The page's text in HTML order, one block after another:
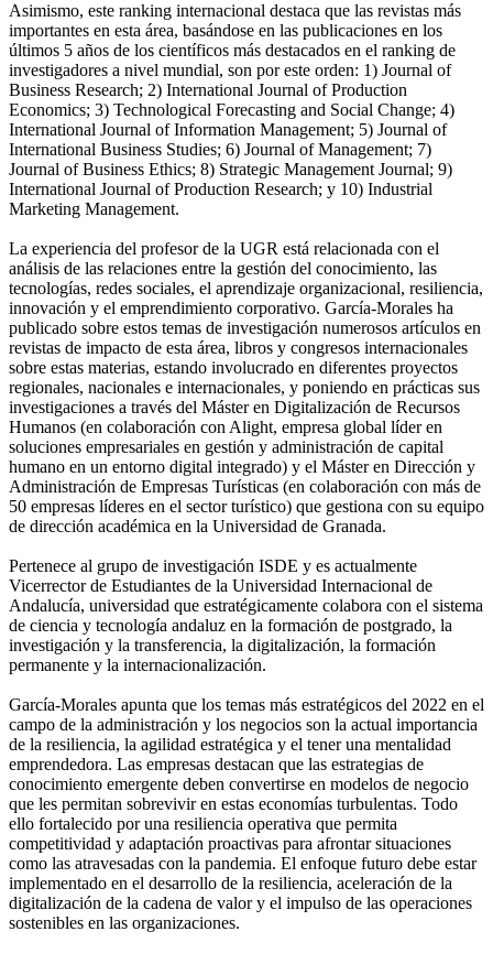
Asimismo, este ranking internacional destaca que las revistas más
importantes en esta área, basándose en las publicaciones en los
últimos 5 años de los científicos más destacados en el ranking de
investigadores a nivel mundial, son por este orden: 1) Journal of
Business Research; 2) International Journal of Production
Economics; 3) Technological Forecasting and Social Change; 4)
International Journal of Information Management; 5) Journal of
International Business Studies; 6) Journal of Management; 7)
Journal of Business Ethics; 8) Strategic Management Journal; 9)
International Journal of Production Research; y 10) Industrial
Marketing Management.
La experiencia del profesor de la UGR está relacionada con el
análisis de las relaciones entre la gestión del conocimiento, las
tecnologías, redes sociales, el aprendizaje organizacional, resiliencia,
innovación y el emprendimiento corporativo. García-Morales ha
publicado sobre estos temas de investigación numerosos artículos en
revistas de impacto de esta área, libros y congresos internacionales
sobre estas materias, estando involucrado en diferentes proyectos
regionales, nacionales e internacionales, y poniendo en prácticas sus
investigaciones a través del Máster en Digitalización de Recursos
Humanos (en colaboración con Alight, empresa global líder en
soluciones empresariales en gestión y administración de capital
humano en un entorno digital integrado) y el Máster en Dirección y
Administración de Empresas Turísticas (en colaboración con más de
50 empresas líderes en el sector turístico) que gestiona con su equipo
de dirección académica en la Universidad de Granada.
Pertenece al grupo de investigación ISDE y es actualmente
Vicerrector de Estudiantes de la Universidad Internacional de
Andalucía, universidad que estratégicamente colabora con el sistema
de ciencia y tecnología andaluz en la formación de postgrado, la
investigación y la transferencia, la digitalización, la formación
permanente y la internacionalización.
García-Morales apunta que los temas más estratégicos del 2022 en el
campo de la administración y los negocios son la actual importancia
de la resiliencia, la agilidad estratégica y el tener una mentalidad
emprendedora. Las empresas destacan que las estrategias de
conocimiento emergente deben convertirse en modelos de negocio
que les permitan sobrevivir en estas economías turbulentas. Todo
ello fortalecido por una resiliencia operativa que permita
competitividad y adaptación proactivas para afrontar situaciones
como las atravesadas con la pandemia. El enfoque futuro debe estar
implementado en el desarrollo de la resiliencia, aceleración de la
digitalización de la cadena de valor y el impulso de las operaciones
sostenibles en las organizaciones.